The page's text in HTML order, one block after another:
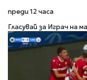
преди 12 часа
Гласувай за Играч на